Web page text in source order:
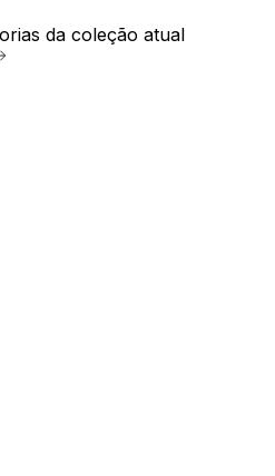
da coleção atual